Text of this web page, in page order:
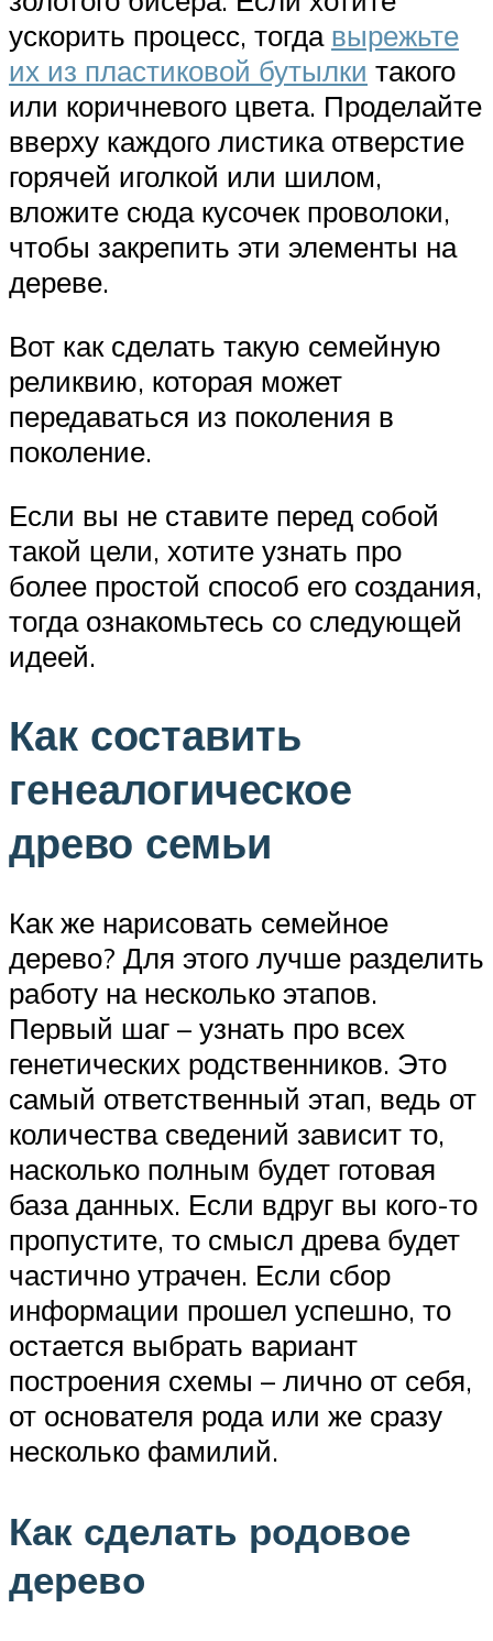
ускорить процесс, тогда вырежьте
их из пластиковой бутылки такого
или коричневого цвета. Проделайте
вверху каждого листика отверстие
горячей иголкой или шилом,
вложите сюда кусочек проволоки,
чтобы закрепить эти элементы на
дереве.
Вот как сделать такую семейную
реликвию, которая может
передаваться из поколения в
поколение.
Если вы не ставите перед собой
такой цели, хотите узнать про
более простой способ его создания,
тогда ознакомьтесь со следующей
идеей.
Как составить
генеалогическое
древо семьи
Как же нарисовать семейное
дерево? Для этого лучше разделить
работу на несколько этапов.
Первый шаг – узнать про всех
генетических родственников. Это
самый ответственный этап, ведь от
количества сведений зависит то,
насколько полным будет готовая
база данных. Если вдруг вы кого-то
пропустите, то смысл древа будет
частично утрачен. Если сбор
информации прошел успешно, то
остается выбрать вариант
построения схемы – лично от себя,
от основателя рода или же сразу
несколько фамилий.
Как сделать родовое
дерево